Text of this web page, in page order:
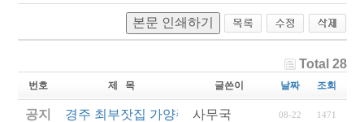
본문 인쇄하기
Total 28
번호 제 목 글쓴이 날짜 조회
공지 경주 최부잣집 가양주 ‘대몽재1779’ 대통령 취임 만
사무국 08-22 1471